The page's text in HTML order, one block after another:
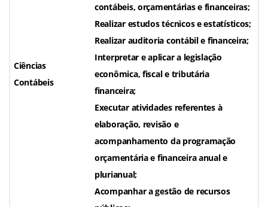
Ciências
Contábeis
contábeis, orçamentárias e financeiras;
Realizar estudos técnicos e estatísticos;
Realizar auditoria contábil e financeira;
Interpretar e aplicar a legislação
econômica, fiscal e tributária
financeira;
Executar atividades referentes à
elaboração, revisão e
acompanhamento da programação
orçamentária e financeira anual e
plurianual;
Acompanhar a gestão de recursos